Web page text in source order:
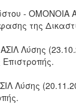
- ΟΜΟΝΟΙΑ
της
Λύσης
Λύσης